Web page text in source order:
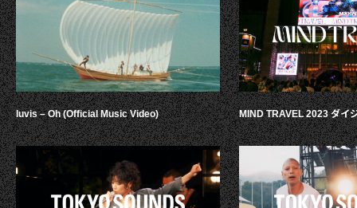
luvis – Oh (Official Music Video) MIND TRAVEL 2023 ダイ